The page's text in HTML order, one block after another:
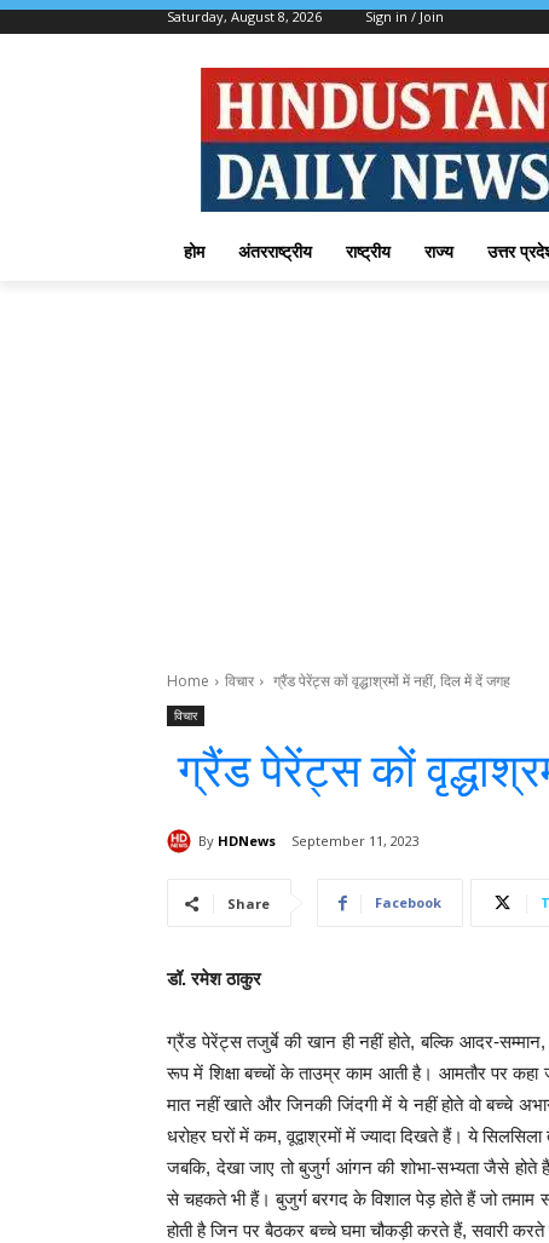
Saturday, August 8, 2026 Sign in / Join
होम अंतरराष्ट्रीय राष्ट्रीय राज्य उत्तर
Home विचार ग्रैंड पेरेंट्स कों वृद्धाश्रमों में नहीं, दिल में दें जगह
विचार
ग्रैंड पेरेंट्स कों
By HDNews September 11, 2023
Share Facebook
डॉ. रमेश ठाकुर
ग्रैंड पेरेंट्स तजुर्बे की खान ही नहीं होते, बल्कि आदर-
रूप में शिक्षा बच्चों के ताउम्र काम आती है। आमतौर पर कहा
मात नहीं खाते और जिनकी जिंदगी में ये नहीं होते वो बच्चे
धरोहर घरों में कम, वूद्वाश्रमों में ज्यादा दिखते हैं। ये
जबकि, देखा जाए तो बुजुर्ग आंगन की शोभा-सभ्यता जैसे
से चहकते भी हैं। बुजुर्ग बरगद के विशाल पेड़ होते हैं जो
होती है जिन पर बैठकर बच्चे घमा चौकड़ी करते हैं, सवारी